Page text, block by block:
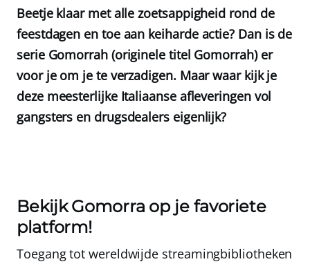
Beetje klaar met alle zoetsappigheid rond de
feestdagen en toe aan keiharde actie? Dan is de
serie Gomorrah (originele titel Gomorrah) er
voor je om je te verzadigen. Maar waar kijk je
deze meesterlijke Italiaanse afleveringen vol
gangsters en drugsdealers eigenlijk?
Bekijk Gomorra op je favoriete
platform!
Toegang tot wereldwijde streamingbibliotheken